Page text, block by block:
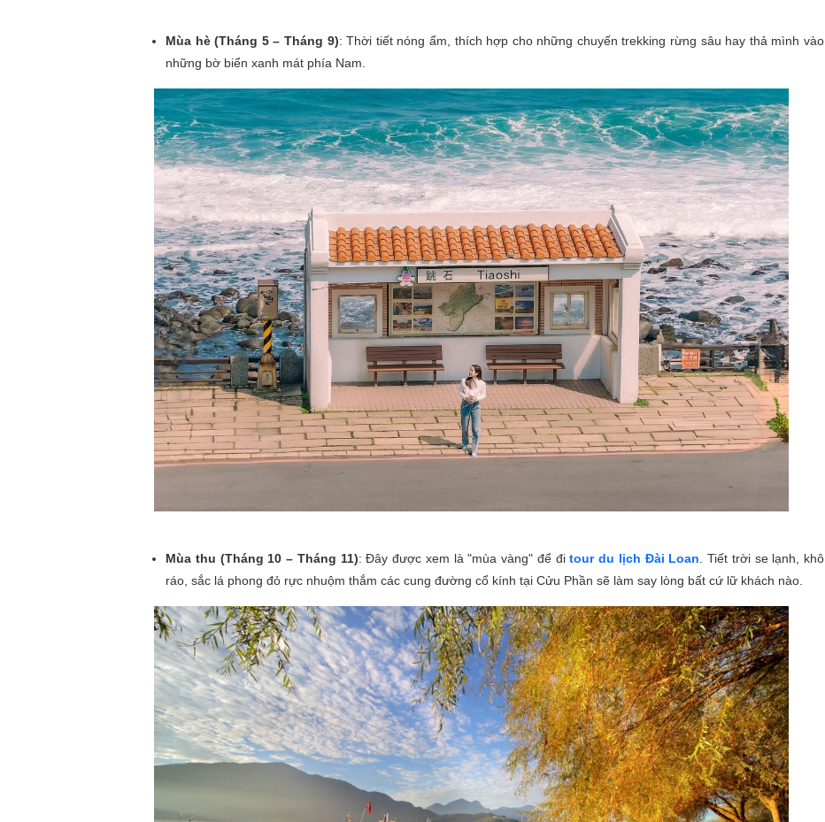
Mùa hè (Tháng 5 – Tháng 9): Thời tiết nóng ẩm, thích hợp cho những chuyến trekking rừng sâu hay thả mình vào
những bờ biển xanh mát phía Nam.
Mùa thu (Tháng 10 – Tháng 11): Đây được xem là "mùa vàng" để đitour du lịch Đài Loan. Tiết trời se lạnh, khô
ráo, sắc lá phong đỏ rực nhuộm thắm các cung đường cổ kính tại Cửu Phần sẽ làm say lòng bất cứ lữ khách nào.